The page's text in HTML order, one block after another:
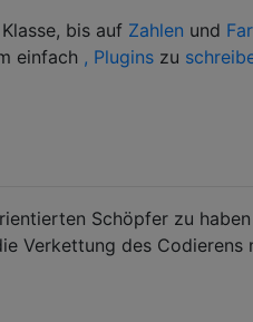
bis auf Zahlen und
einfach , Plugins zu
Schöpfer zu
Verkettung des Codierens